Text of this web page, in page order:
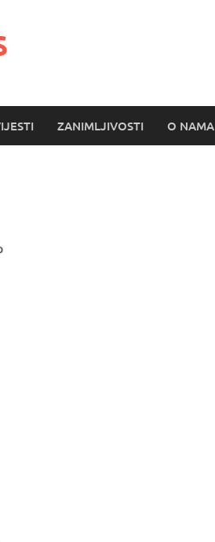
ZANIMLJIVOSTI O NAMA